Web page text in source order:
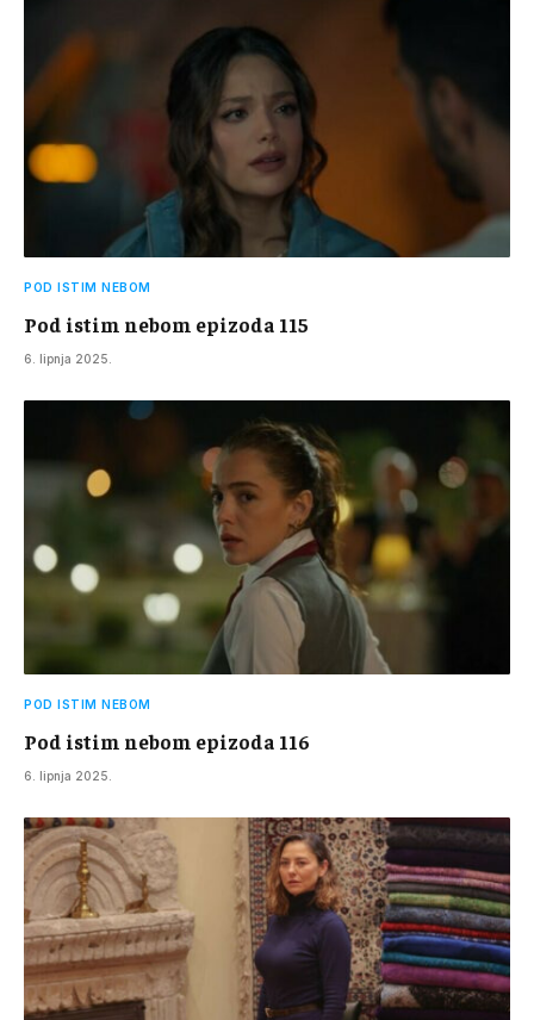
POD ISTIM NEBOM
Pod istim nebom epizoda 115
6. lipnja 2025.
POD ISTIM NEBOM
Pod istim nebom epizoda 116
6. lipnja 2025.